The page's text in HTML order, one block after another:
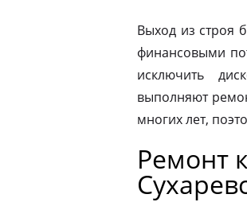
Выход из строя
финансовыми
исключить
выполняют
многих лет,
Ремонт